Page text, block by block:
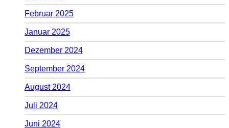
Februar 2025
Januar 2025
Dezember 2024
September 2024
August 2024
Juli 2024
Juni 2024